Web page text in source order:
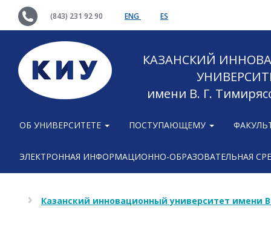
(843) 231 92 90 ENG ES
КАЗАНСКИЙ
имени В. Г.
ОБ УНИВЕРСИТЕТЕ ПОСТУПАЮЩЕМУ
ЭЛЕКТРОННАЯ ИНФОРМАЦИОННО-ОБРАЗОВАТЕЛЬНАЯ
Казанский инновационный университет имени